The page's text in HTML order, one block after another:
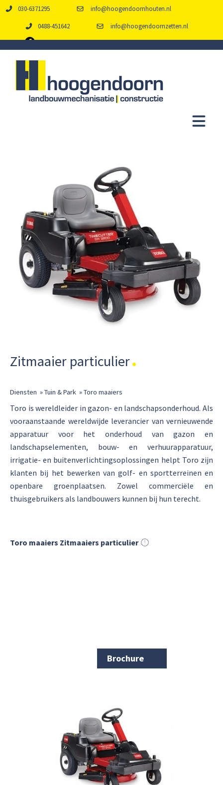
030-6371295 info@hoogendoornhouten.nl
0488-451642 info@hoogendoornzetten.nl
Zitmaaier particulier
Diensten »Tuin & Park »Toro maaiers
Toro is wereldleider in gazon- en landschapsonderhoud. Als
vooraanstaande wereldwijde leverancier van vernieuwende
apparatuur voor het onderhoud van gazon en
landschapselementen, bouw- en verhuurapparatuur,
irrigatie- en buitenverlichtingsoplossingen helpt Toro zijn
klanten bij het bewerken van golf- en sportterreinen en
openbare groenplaatsen. Zowel commerciële en
thuisgebruikers als landbouwers kunnen bij hun terecht.
Toro maaiers Zitmaaiers particulier
Brochure